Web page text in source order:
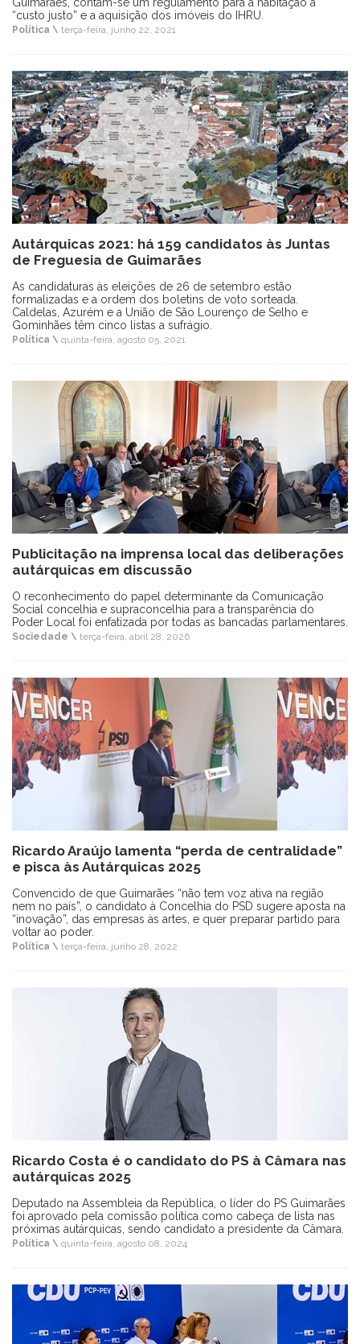
“custo justo” e a aquisição dos imóveis do IHRU.
Política \ terça-feira, junho 22, 2021
Autárquicas 2021: há 159 candidatos às Juntas
de Freguesia de Guimarães
As candidaturas às eleições de 26 de setembro estão
formalizadas e a ordem dos boletins de voto sorteada.
Caldelas, Azurém e a União de São Lourenço de Selho e
Gominhães têm cinco listas a sufrágio.
Política \ quinta-feira, agosto 05, 2021
Publicitação na imprensa local das deliberações
autárquicas em discussão
O reconhecimento do papel determinante da Comunicação
Social concelhia e supraconcelhia para a transparência do
Poder Local foi enfatizada por todas as bancadas parlamentares.
Sociedade \ terça-feira, abril 28, 2026
Ricardo Araújo lamenta “perda de centralidade”
e pisca às Autárquicas 2025
Convencido de que Guimarães “não tem voz ativa na região
nem no país”, o candidato à Concelhia do PSD sugere aposta na
“inovação”, das empresas às artes, e quer preparar partido para
voltar ao poder.
Política \ terça-feira, junho 28, 2022
Ricardo Costa é o candidato do PS à Câmara nas
autárquicas 2025
Deputado na Assembleia da República, o líder do PS Guimarães
foi aprovado pela comissão política como cabeça de lista nas
próximas autárquicas, sendo candidato a presidente da Câmara.
Política \ quinta-feira, agosto 08, 2024